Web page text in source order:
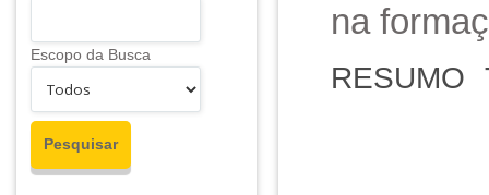
Escopo da Busca
na
RESUMO